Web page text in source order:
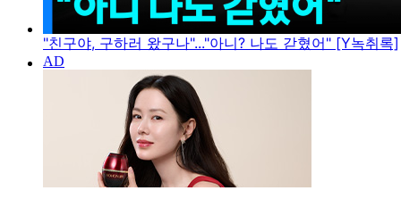
"친구야, 구하러 왔구나"..."아니? 나도 갇혔어" [Y녹취록]